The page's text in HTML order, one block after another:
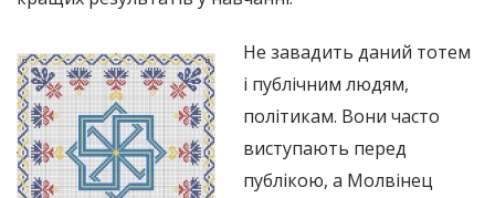
Не завадить даний тотем
і публічним людям,
політикам. Вони часто
виступають перед
публікою, а Молвінец